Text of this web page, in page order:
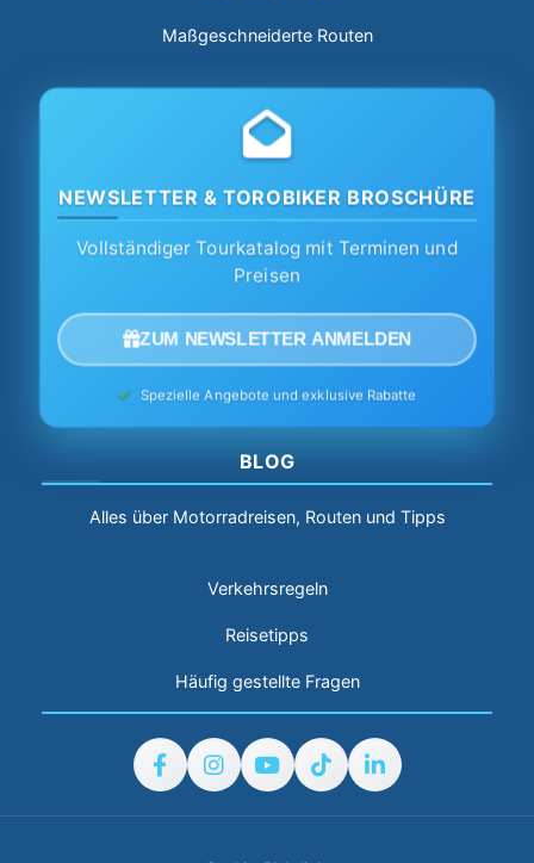
Maßgeschneiderte Routen
NEWSLETTER & TOROBIKER BROSCHÜRE
Vollständiger Tourkatalog mit Terminen und
Preisen
ZUM NEWSLETTER ANMELDEN
Spezielle Angebote und exklusive Rabatte
BLOG
Alles über Motorradreisen, Routen und Tipps
Verkehrsregeln
Reisetipps
Häufig gestellte Fragen